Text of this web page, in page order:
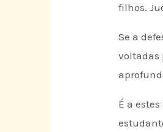
filhos.
Se a
voltadas
É a